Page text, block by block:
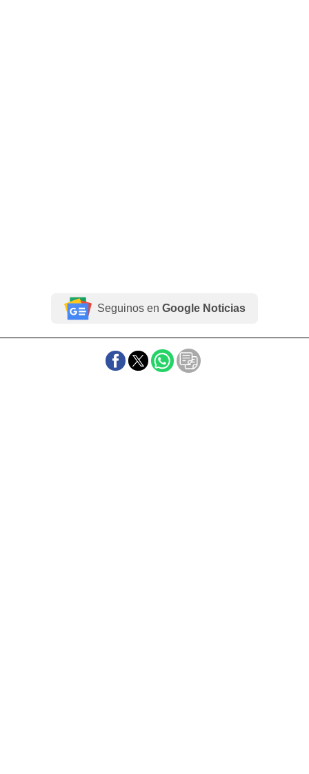
Seguinos en Google Noticias